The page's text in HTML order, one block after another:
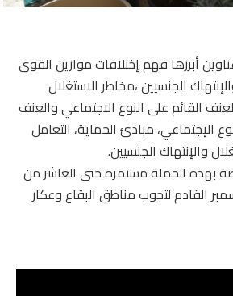
أبرزها فهم إختلافات موازين القوى
الجنسيين ،مخاطر الاستغلال
القائم على النوع الاجتماعي والعنف
الإجتماعي، مبادئ الحماية، التعامل
والإنتهاك الجنسيين.
بهذه الحملة مستمرة حتى العاشر من
القادم لتجوب مناطق البقاع وعكار